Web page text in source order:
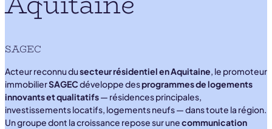
SAGEC
Acteur reconnu dusecteur résidentiel en Aquitaine, le promoteur
immobilierSAGECdéveloppe desprogrammes de logements
innovants et qualitatifs— résidences principales,
investissements locatifs, logements neufs — dans toute la région.
Un groupe dont la croissance repose sur unecommunication